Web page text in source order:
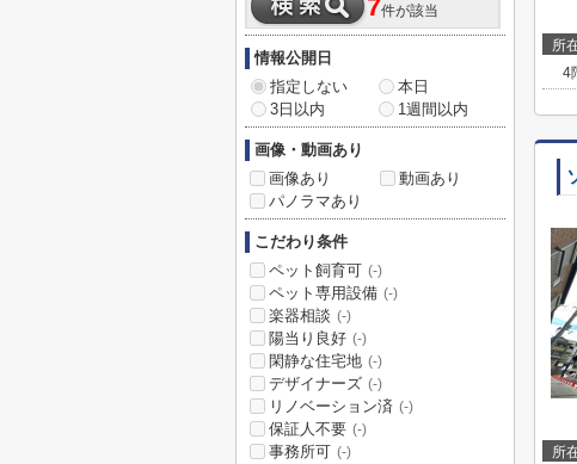
所
4
所
7件が該当
情報公開日
指定しない
本日
3日以内
1週間以内
画像・動画あり
画像あり
動画あり
パノラマあり
こだわり条件
ペット飼育可 (-)
ペット専用設備 (-)
楽器相談 (-)
陽当り良好 (-)
閑静な住宅地 (-)
デザイナーズ (-)
リノベーション済 (-)
保証人不要 (-)
事務所可 (-)